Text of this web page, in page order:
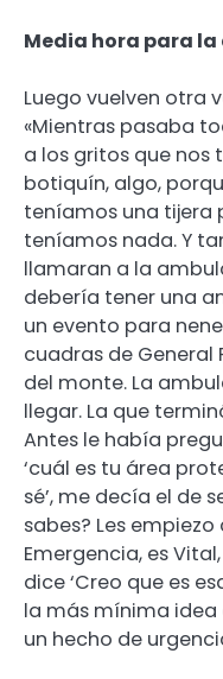
Media hora para
Luego vuelven otra
«Mientras pasaba
a los gritos que nos
botiquín, algo,
teníamos una tijera
teníamos nada. Y
llamaran a la
debería tener una
un evento para
cuadras de General
del monte. La
llegar. La que
Antes le había
‘cuál es tu área
sé’, me decía el de
sabes? Les empiezo
Emergencia, es
dice ‘Creo que es
la más mínima
un hecho de